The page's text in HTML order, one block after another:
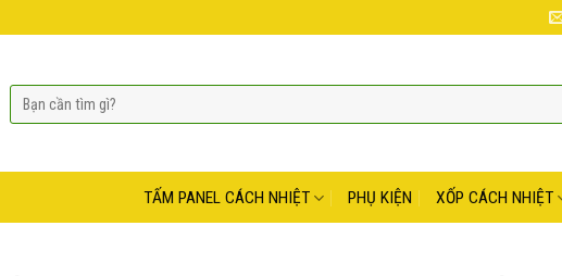
TẤM PANEL CÁCH NHIỆT PHỤ KIỆN XỐP CÁCH NHIỆT